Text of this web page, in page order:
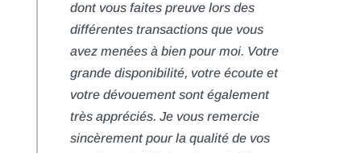
dont vous faites preuve lors des
différentes transactions que vous
avez menées à bien pour moi. Votre
grande disponibilité, votre écoute et
votre dévouement sont également
très appréciés. Je vous remercie
sincèrement pour la qualité de vos